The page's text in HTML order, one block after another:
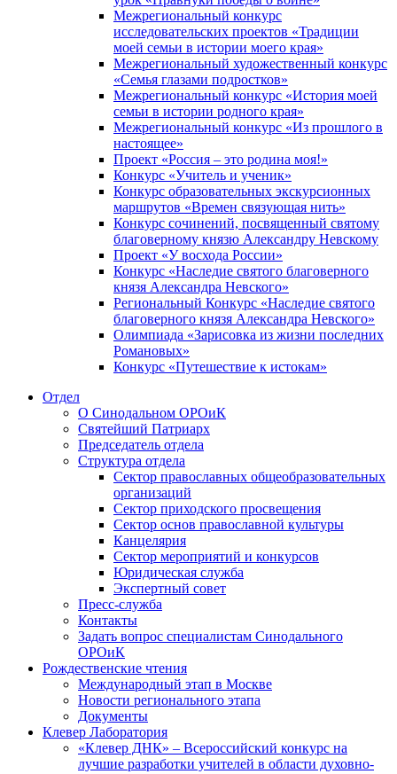
Межрегиональный конкурс
исследовательских проектов «Традиции
моей семьи в истории моего края»
Межрегиональный художественный конкурс
«Семья глазами подростков»
Межрегиональный конкурс «История моей
семьи в истории родного края»
Межрегиональный конкурс «Из прошлого в
настоящее»
Проект «Россия – это родина моя!»
Конкурс «Учитель и ученик»
Конкурс образовательных экскурсионных
маршрутов «Времен связующая нить»
Конкурс сочинений, посвященный святому
благоверному князю Александру Невскому
Проект «У восхода России»
Конкурс «Наследие святого благоверного
князя Александра Невского»
Региональный Конкурс «Наследие святого
благоверного князя Александра Невского»
Олимпиада «Зарисовка из жизни последних
Романовых»
Конкурс «Путешествие к истокам»
Отдел
О Синодальном ОРОиК
Святейший Патриарх
Председатель отдела
Структура отдела
Сектор православных общеобразовательных
организаций
Сектор приходского просвещения
Сектор основ православной культуры
Канцелярия
Сектор мероприятий и конкурсов
Юридическая служба
Экспертный совет
Пресс-служба
Контакты
Задать вопрос специалистам Синодального
ОРОиК
Рождественские чтения
Международный этап в Москве
Новости регионального этапа
Документы
Клевер Лаборатория
«Клевер ДНК» – Всероссийский конкурс на
лучшие разработки учителей в области духовно-